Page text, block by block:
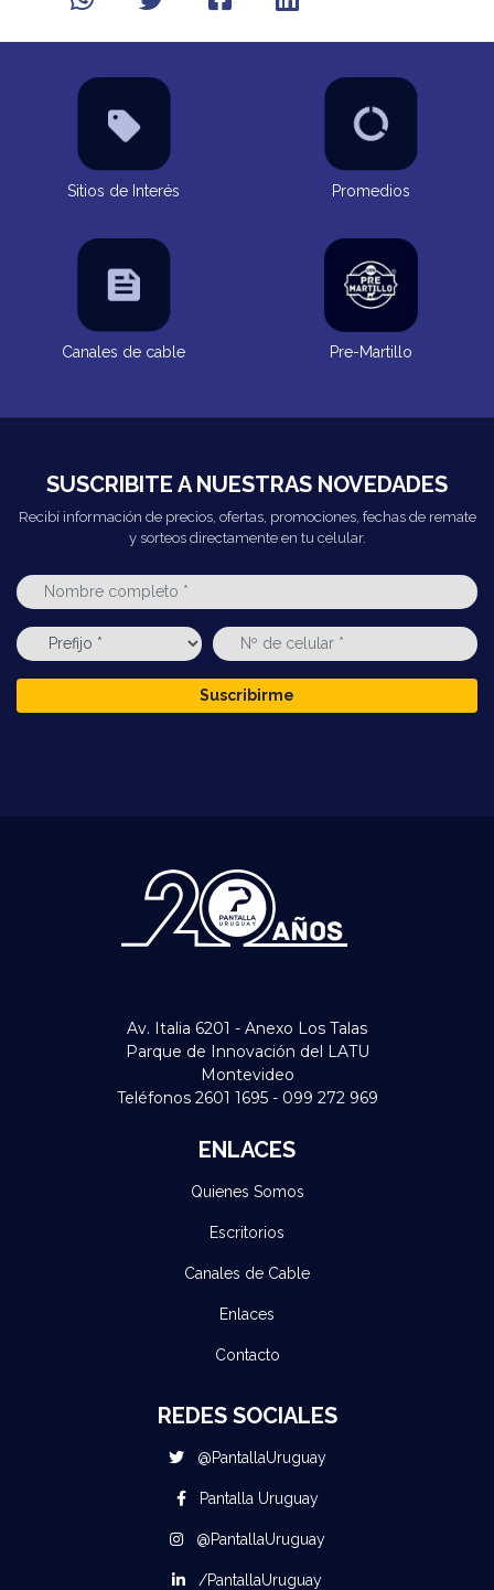
Sitios de Interés Promedios
Canales de cable Pre-Martillo
SUSCRIBITE A NUESTRAS NOVEDADES
Recibí información de precios, ofertas, promociones, fechas de remate
y sorteos directamente en tu celular.
Suscribirme
Av. Italia 6201 - Anexo Los Talas
Parque de Innovación del LATU
Montevideo
Teléfonos 2601 1695 - 099 272 969
ENLACES
Quienes Somos
Escritorios
Canales de Cable
Enlaces
Contacto
REDES SOCIALES
@PantallaUruguay
Pantalla Uruguay
@PantallaUruguay
/PantallaUruguay